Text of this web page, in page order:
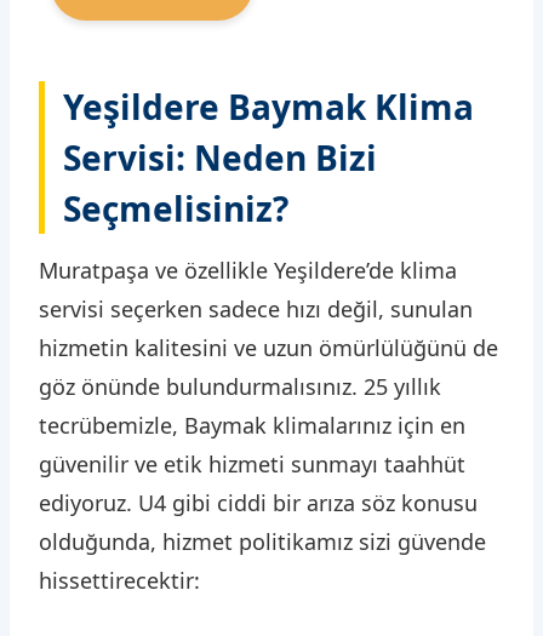
Yeşildere Baymak Klima
Servisi: Neden Bizi
Seçmelisiniz?
Muratpaşa ve özellikle Yeşildere’de klima
servisi seçerken sadece hızı değil, sunulan
hizmetin kalitesini ve uzun ömürlülüğünü de
göz önünde bulundurmalısınız. 25 yıllık
tecrübemizle, Baymak klimalarınız için en
güvenilir ve etik hizmeti sunmayı taahhüt
ediyoruz. U4 gibi ciddi bir arıza söz konusu
olduğunda, hizmet politikamız sizi güvende
hissettirecektir: